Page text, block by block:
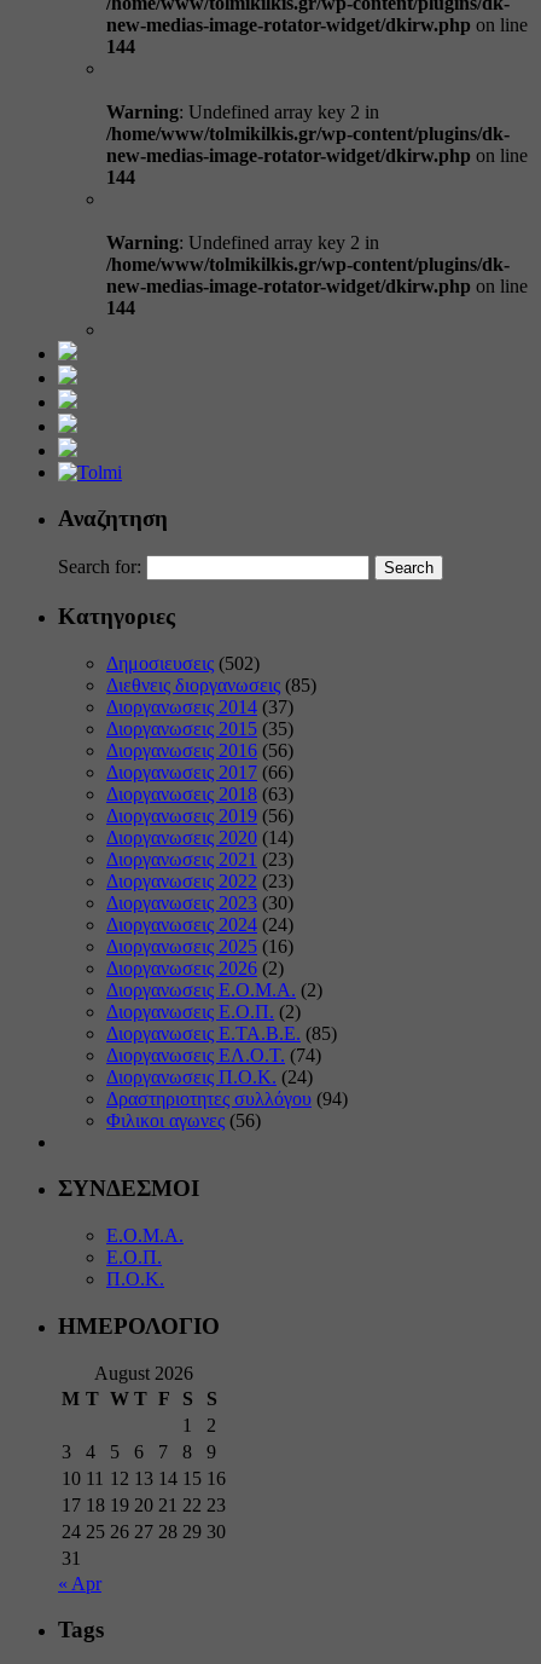
new-medias-image-rotator-widget/dkirw.php on line
144
Warning: Undefined array key 2 in
/home/www/tolmikilkis.gr/wp-content/plugins/dk-
new-medias-image-rotator-widget/dkirw.php on line
144
Warning: Undefined array key 2 in
/home/www/tolmikilkis.gr/wp-content/plugins/dk-
new-medias-image-rotator-widget/dkirw.php on line
144
Αναζητηση
Search for:
Κατηγοριες
Δημοσιευσεις (502)
Διεθνεις διοργανωσεις (85)
Διοργανωσεις 2014 (37)
Διοργανωσεις 2015 (35)
Διοργανωσεις 2016 (56)
Διοργανωσεις 2017 (66)
Διοργανωσεις 2018 (63)
Διοργανωσεις 2019 (56)
Διοργανωσεις 2020 (14)
Διοργανωσεις 2021 (23)
Διοργανωσεις 2022 (23)
Διοργανωσεις 2023 (30)
Διοργανωσεις 2024 (24)
Διοργανωσεις 2025 (16)
Διοργανωσεις 2026 (2)
Διοργανωσεις Ε.Ο.Μ.Α. (2)
Διοργανωσεις Ε.Ο.Π. (2)
Διοργανωσεις Ε.ΤΑ.Β.Ε. (85)
Διοργανωσεις ΕΛ.Ο.Τ. (74)
Διοργανωσεις Π.Ο.Κ. (24)
Δραστηριοτητες συλλόγου (94)
Φιλικοι αγωνες (56)
ΣΥΝΔΕΣΜΟΙ
Ε.Ο.Μ.Α.
Ε.Ο.Π.
Π.Ο.Κ.
ΗΜΕΡΟΛΟΓΙΟ
August 2026
M T W T F S
S
1
2
3
4 5 6 7 8
9
10 11 12 13 14 15 16
17 18 19 20 21 22 23
24 25 26 27 28 29 30
31
« Apr
Tags